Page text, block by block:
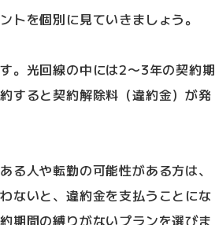
トを個別に見ていきましょう。
。光回線の中には2〜3年の契約期
すると契約解除料（違約金）が発
る人や転勤の可能性がある方は、
ないと、違約金を支払うことにな
期間の縛りがないプランを選びま